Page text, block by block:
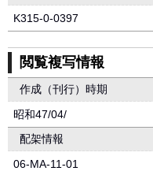
K315-0-0397
閲覧複写情報
作成（刊行）時期
昭和47/04/
配架情報
06-MA-11-01